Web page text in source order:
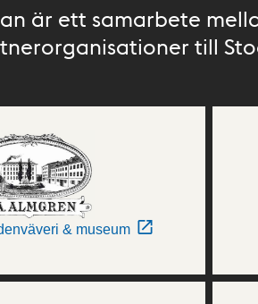
är ett samarbete
till
& museum